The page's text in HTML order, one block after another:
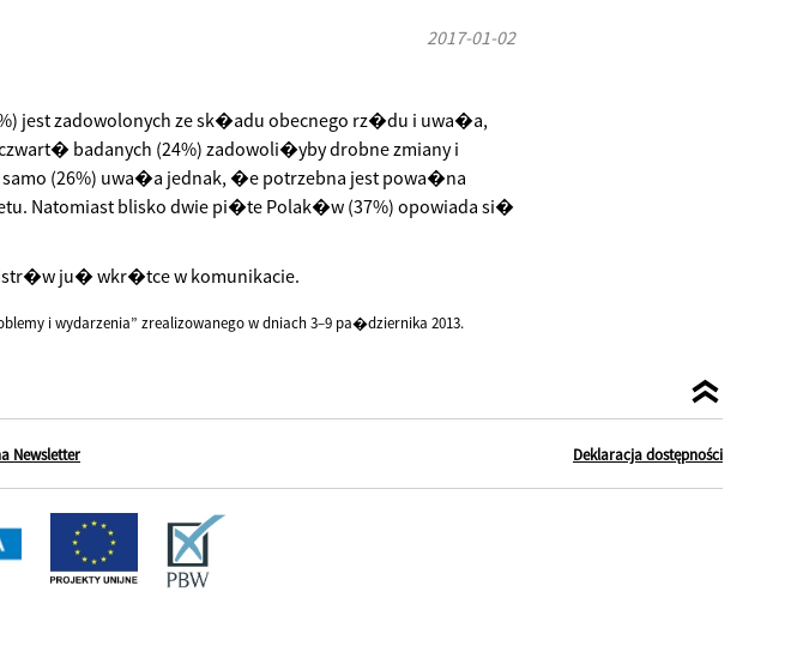
2017-01-02
jest zadowolonych ze sk�adu obecnego rz�du i uwa�a,
badanych (24%) zadowoli�yby drobne zmiany i
(26%) uwa�a jednak, �e potrzebna jest powa�na
Natomiast blisko dwie pi�te Polak�w (37%) opowiada si�
ju� wkr�tce w komunikacie.
i wydarzenia” zrealizowanego w dniach 3–9 pa�dziernika 2013.
Newsletter Deklaracja dostępności